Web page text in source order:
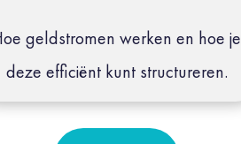
geldstromen werken en hoe je
deze efficiënt kunt structureren.